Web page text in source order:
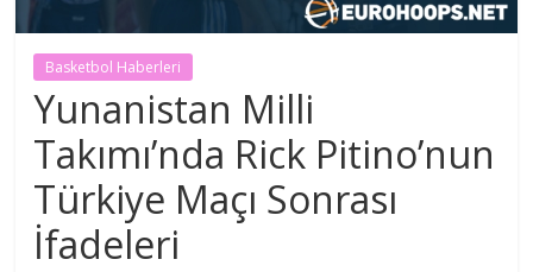
Basketbol Haberleri
Yunanistan Milli
Takımı’nda Rick Pitino’nun
Türkiye Maçı Sonrası
İfadeleri